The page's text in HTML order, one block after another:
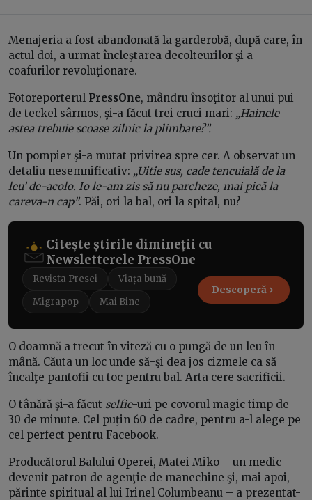
Menajeria a fost abandonată la garderobă, după care, în
actul doi, a urmat încleştarea decolteurilor şi a
coafurilor revoluţionare.
Fotoreporterul PressOne, mândru însoţitor al unui pui
de teckel sârmos, şi-a făcut trei cruci mari: „Hainele
astea trebuie scoase zilnic la plimbare?”.
Un pompier şi-a mutat privirea spre cer. A observat un
detaliu nesemnificativ: „Uitie sus, cade tencuială de la
leu’ de-acolo. Io le-am zis să nu parcheze, mai pică la
careva-n cap”. Păi, ori la bal, ori la spital, nu?
Citește știrile dimineții cu
Newsletterele PressOne
Revista Presei
Viața bună
Migrapop
Mai Bine
Descoperă
O doamnă a trecut în viteză cu o pungă de un leu în
mână. Căuta un loc unde să-şi dea jos cizmele ca să
încalţe pantofii cu toc pentru bal. Arta cere sacrificii.
O tânără şi-a făcut selfie-uri pe covorul magic timp de
30 de minute. Cel puţin 60 de cadre, pentru a-l alege pe
cel perfect pentru Facebook.
Producătorul Balului Operei, Matei Miko – un medic
devenit patron de agenţie de manechine şi, mai apoi,
părinte spiritual al lui Irinel Columbeanu – a prezentat-